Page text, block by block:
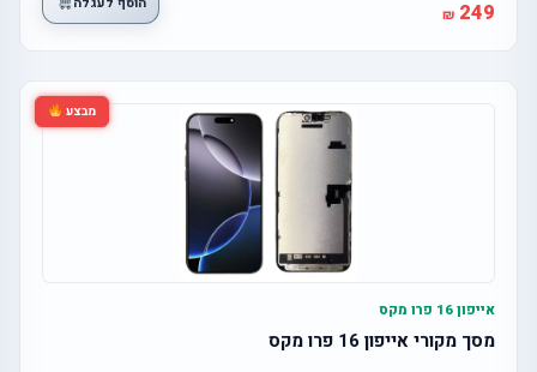
249
מבצע
אייפון 16 פרו מקס
מסך מקורי אייפון 16 פרו מקס